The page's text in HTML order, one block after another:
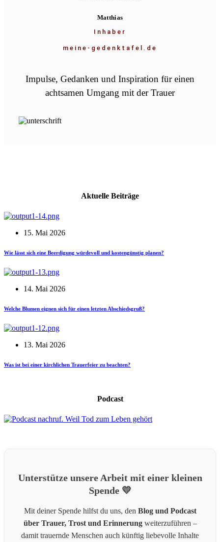
Matthias
Inhaber
meine-gedenktafel.de
Impulse, Gedanken und Inspiration für einen
achtsamen Umgang mit der Trauer
Aktuelle Beiträge
15. Mai 2026
Wie lässt sich eine Beerdigung würdevoll und kostengünstig planen?
14. Mai 2026
Welche Blumen eignen sich für einen letzten Abschiedsgruß?
13. Mai 2026
Was ist bei einer kirchlichen Trauerfeier zu beachten?
Podcast
Unterstütze unsere Arbeit mit einer kleinen
Spende 💛
Mit deiner Spende hilfst du uns, den Blog und Podcast
über Trauer, Trost und Erinnerungweiterzuführen –
damit trauernde Menschen auch künftig liebevolle Inhalte